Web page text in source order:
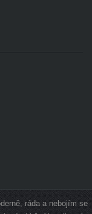
ráda a nebojím se